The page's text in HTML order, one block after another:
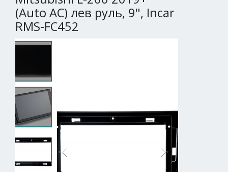
(Auto AC) лев руль, 9", Incar
RMS-FC452